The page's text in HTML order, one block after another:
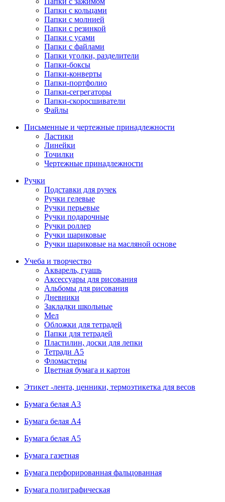
Папки с кольцами
Папки с молнией
Папки с резинкой
Папки с усами
Папки с файлами
Папки уголки, разделители
Папки-боксы
Папки-конверты
Папки-портфолио
Папки-сегрегаторы
Папки-скоросшиватели
Файлы
Письменные и чертежные принадлежности
Ластики
Линейки
Точилки
Чертежные принадлежности
Ручки
Подставки для ручек
Ручки гелевые
Ручки перьевые
Ручки подарочные
Ручки роллер
Ручки шариковые
Ручки шариковые на масляной основе
Учеба и творчество
Акварель, гуашь
Аксессуары для рисования
Альбомы для рисования
Дневники
Закладки школьные
Мел
Обложки для тетрадей
Папки для тетрадей
Пластилин, доски для лепки
Тетради А5
Фломастеры
Цветная бумага и картон
Этикет -лента, ценники, термоэтикетка для весов
Бумага белая А3
Бумага белая А4
Бумага белая А5
Бумага газетная
Бумага перфорированная фальцованная
Бумага полиграфическая